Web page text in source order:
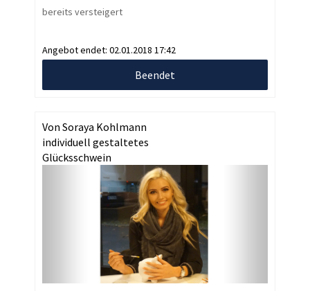
bereits versteigert
Angebot endet: 02.01.2018 17:42
Beendet
Von Soraya Kohlmann
individuell gestaltetes
Glücksschwein